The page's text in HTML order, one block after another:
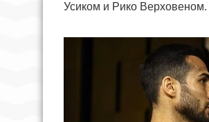
Усиком и Рико Верховеном.